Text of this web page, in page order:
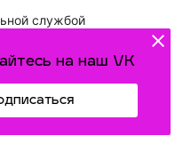
на наш VK
службой
idel-kazan@mail.ru